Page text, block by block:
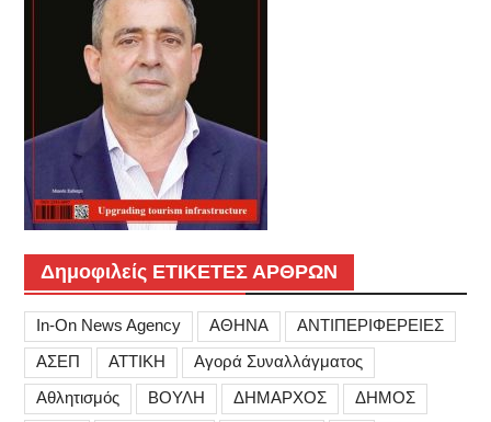
Δημοφιλείς ΕΤΙΚΕΤΕΣ ΑΡΘΡΩΝ
In-On News Agency ΑΘΗΝΑ
ΑΝΤΙΠΕΡΙΦΕΡΕΙΕΣ
ΑΣΕΠ
ΑΤΤΙΚΗ
Αγορά Συναλλάγματος
Αθλητισμός
ΒΟΥΛΗ ΔΗΜΑΡΧΟΣ
ΔΗΜΟΣ